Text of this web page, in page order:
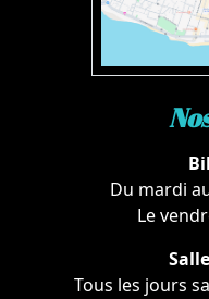
Du mardi
Le
Tous les jours